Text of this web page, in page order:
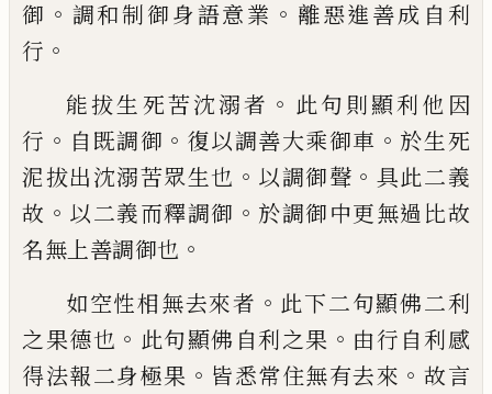
御 。 調和制御身語意業 。 離惡進善成 自利
行 。
能拔生死苦沈溺者 。 此句則顯利他因
行 。 自既調御 。 復以調善大乘御車 。 於生死
泥拔出沈溺苦眾生也 。 以調御聲 。 具此二義
故 。 以二義而釋調御 。 於調御中更無過比故
名無上善調御也 。
如空性相無去來者 。 此下二句顯佛二利
之果德也 。 此句顯佛自利之果 。 由行自利感
得法報二身極果 。 皆悉常住無有去來 。 故言